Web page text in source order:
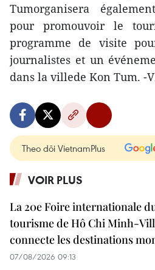
Tumorganisera
pour promouvoir le
programme de visite
journalistes et un
dans la villede Kon Tum. -
Theo dõi VietnamPlus
VOIR PLUS
La 20e Foire internationale
tourisme de Hô Chi Minh-
connecte les destinations
07/08/2026 09:13